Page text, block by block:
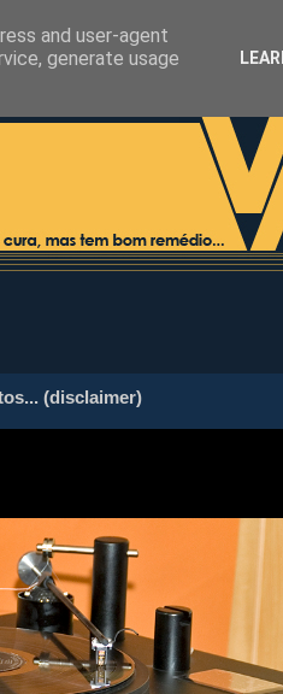
(disclaimer)
and user-agent
generate usage